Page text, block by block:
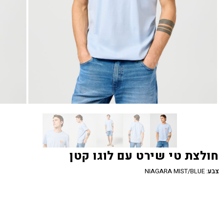
חולצת טי שירט עם לוגו קטן
צבע:
NIAGARA MIST/BLUE